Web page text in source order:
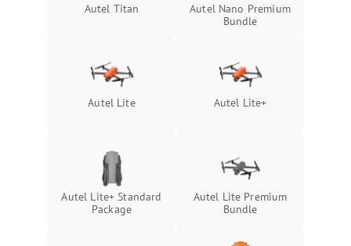
Autel Titan
Autel Nano Premium
Bundle
Autel Lite Autel Lite+
Autel Lite+ Standard
Package
Autel Lite Premium
Bundle